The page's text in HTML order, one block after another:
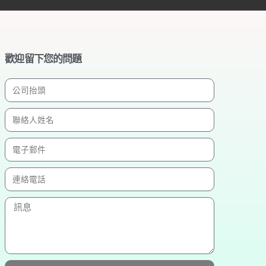
歡迎留下您的問題